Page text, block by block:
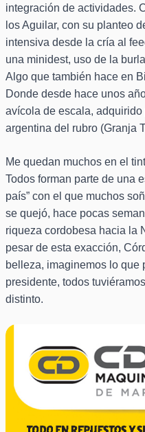
integración de actividades.
los Aguilar, con su planteo
intensiva desde la cría al
una minidest, uso de la
Algo que también hace en
Donde desde hace unos
avícola de escala,
argentina del rubro (Granja
Me quedan muchos en el
Todos forman parte de una
país” con el que muchos
se quejó, hace pocas
riqueza cordobesa hacia la
pesar de esta exacción,
belleza, imaginemos lo que
presidente, todos
distinto.